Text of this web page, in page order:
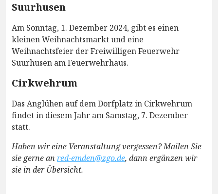
Suurhusen
Am Sonntag, 1. Dezember 2024, gibt es einen
kleinen Weihnachtsmarkt und eine
Weihnachtsfeier der Freiwilligen Feuerwehr
Suurhusen am Feuerwehrhaus.
Cirkwehrum
Das Anglühen auf dem Dorfplatz in Cirkwehrum
findet in diesem Jahr am Samstag, 7. Dezember
statt.
Haben wir eine Veranstaltung vergessen? Mailen Sie
sie gerne an red-emden@zgo.de, dann ergänzen wir
sie in der Übersicht.